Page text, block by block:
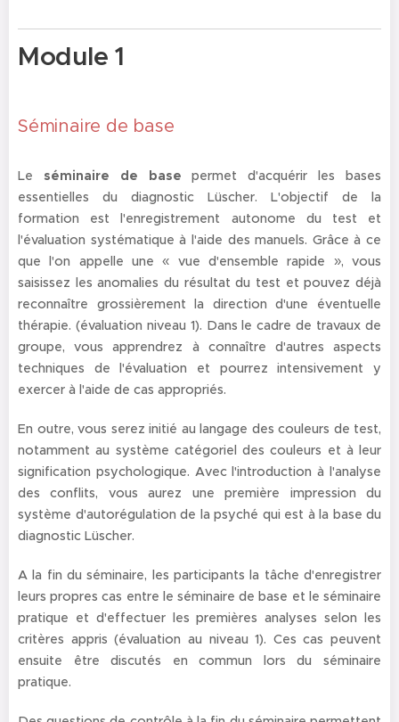
Module 1
Séminaire de base
Le séminaire de basepermet d'acquérir les bases
essentielles du diagnostic Lüscher. L'objectif de la
formation est l'enregistrement autonome du test et
l'évaluation systématique à l'aide des manuels. Grâce à ce
que l'on appelle une « vue d'ensemble rapide », vous
saisissez les anomalies du résultat du test et pouvez déjà
reconnaître grossièrement la direction d'une éventuelle
thérapie. (évaluation niveau 1). Dans le cadre de travaux de
groupe, vous apprendrez à connaître d'autres aspects
techniques de l'évaluation et pourrez intensivement y
exercer à l'aide de cas appropriés.
En outre, vous serez initié au langage des couleurs de test,
notamment au système catégoriel des couleurs et à leur
signification psychologique. Avec l'introduction à l'analyse
des conflits, vous aurez une première impression du
système d'autorégulation de la psyché qui est à la base du
diagnostic Lüscher.
A la fin du séminaire, les participantsla tâche d'enregistrer
leurs propres cas entre le séminaire de base et le séminaire
pratique et d'effectuer les premières analyses selon les
critères appris (évaluation au niveau 1). Ces cas peuvent
ensuite être discutés en commun lors du séminaire
pratique.